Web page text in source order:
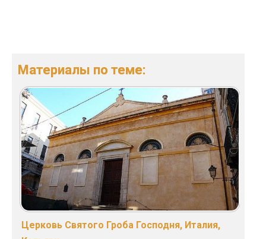
Материалы по теме:
Церковь Святого Гроба Господня, Италия,